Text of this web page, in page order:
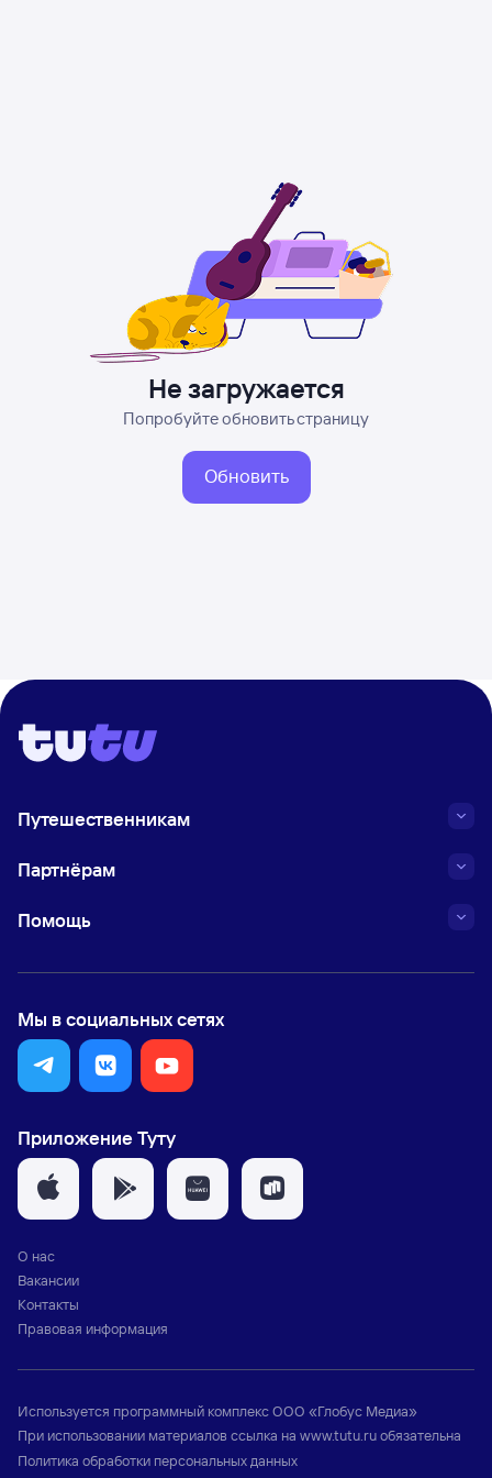
Не загружается
Попробуйте обновить страницу
Обновить
Путешественникам
Партнёрам
Помощь
Мы в социальных сетях
Приложение Туту
О нас
Вакансии
Контакты
Правовая информация
Используется программный комплексООО «Глобус Медиа»
При использовании материалов ссылка на www.tutu.ruобязательна
Политика обработки персональных данных